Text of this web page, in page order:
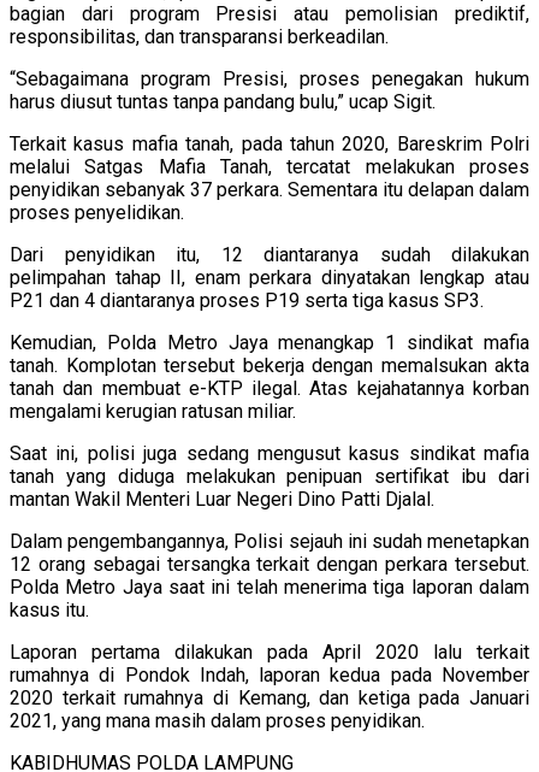
bagian dari program Presisi atau pemolisian prediktif,
responsibilitas, dan transparansi berkeadilan.
“Sebagaimana program Presisi, proses penegakan hukum
harus diusut tuntas tanpa pandang bulu,” ucap Sigit.
Terkait kasus mafia tanah, pada tahun 2020, Bareskrim Polri
melalui Satgas Mafia Tanah, tercatat melakukan proses
penyidikan sebanyak 37 perkara. Sementara itu delapan dalam
proses penyelidikan.
Dari penyidikan itu, 12 diantaranya sudah dilakukan
pelimpahan tahap II, enam perkara dinyatakan lengkap atau
P21 dan 4 diantaranya proses P19 serta tiga kasus SP3.
Kemudian, Polda Metro Jaya menangkap 1 sindikat mafia
tanah. Komplotan tersebut bekerja dengan memalsukan akta
tanah dan membuat e-KTP ilegal. Atas kejahatannya korban
mengalami kerugian ratusan miliar.
Saat ini, polisi juga sedang mengusut kasus sindikat mafia
tanah yang diduga melakukan penipuan sertifikat ibu dari
mantan Wakil Menteri Luar Negeri Dino Patti Djalal.
Dalam pengembangannya, Polisi sejauh ini sudah menetapkan
12 orang sebagai tersangka terkait dengan perkara tersebut.
Polda Metro Jaya saat ini telah menerima tiga laporan dalam
kasus itu.
Laporan pertama dilakukan pada April 2020 lalu terkait
rumahnya di Pondok Indah, laporan kedua pada November
2020 terkait rumahnya di Kemang, dan ketiga pada Januari
2021, yang mana masih dalam proses penyidikan.
KABIDHUMAS POLDA LAMPUNG